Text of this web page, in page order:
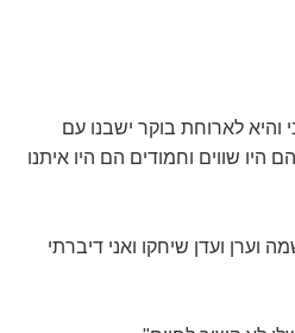
והיא לארוחת בוקר ישבנו עם
שווים וחמודים הם היו איתנו
וערן ועדן שיחקו ואני דיברתי